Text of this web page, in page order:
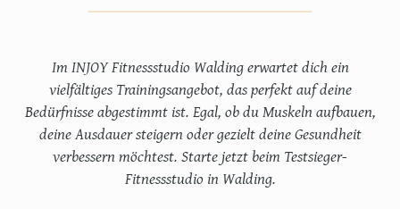
Im INJOY Fitnessstudio Walding erwartet dich ein
vielfältiges Trainingsangebot, das perfekt auf deine
Bedürfnisse abgestimmt ist. Egal, ob du Muskeln aufbauen,
deine Ausdauer steigern oder gezielt deine Gesundheit
verbessern möchtest. Starte jetzt beim Testsieger-
Fitnessstudio in Walding.